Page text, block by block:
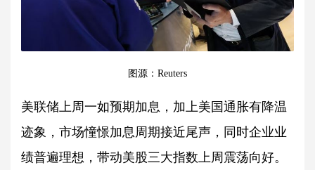
图源：Reuters
美联储上周一如预期加息，加上美国通胀有降温
迹象，市场憧憬加息周期接近尾声，同时企业业
绩普遍理想，带动美股三大指数上周震荡向好。